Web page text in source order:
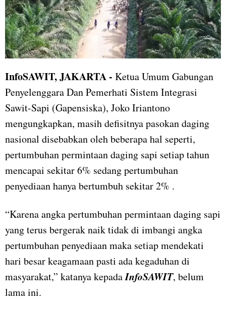
InfoSAWIT, JAKARTA - Ketua Umum Gabungan
Penyelenggara Dan Pemerhati Sistem Integrasi
Sawit-Sapi (Gapensiska), Joko Iriantono
mengungkapkan, masih defisitnya pasokan daging
nasional disebabkan oleh beberapa hal seperti,
pertumbuhan permintaan daging sapi setiap tahun
mencapai sekitar 6% sedang pertumbuhan
penyediaan hanya bertumbuh sekitar 2% .
“Karena angka pertumbuhan permintaan daging sapi
yang terus bergerak naik tidak di imbangi angka
pertumbuhan penyediaan maka setiap mendekati
hari besar keagamaan pasti ada kegaduhan di
masyarakat,” katanya kepadaInfoSAWIT, belum
lama ini.